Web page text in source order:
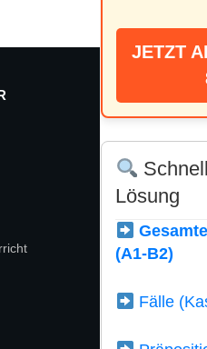
JETZT
Lösung
(A1-B2)
Fälle